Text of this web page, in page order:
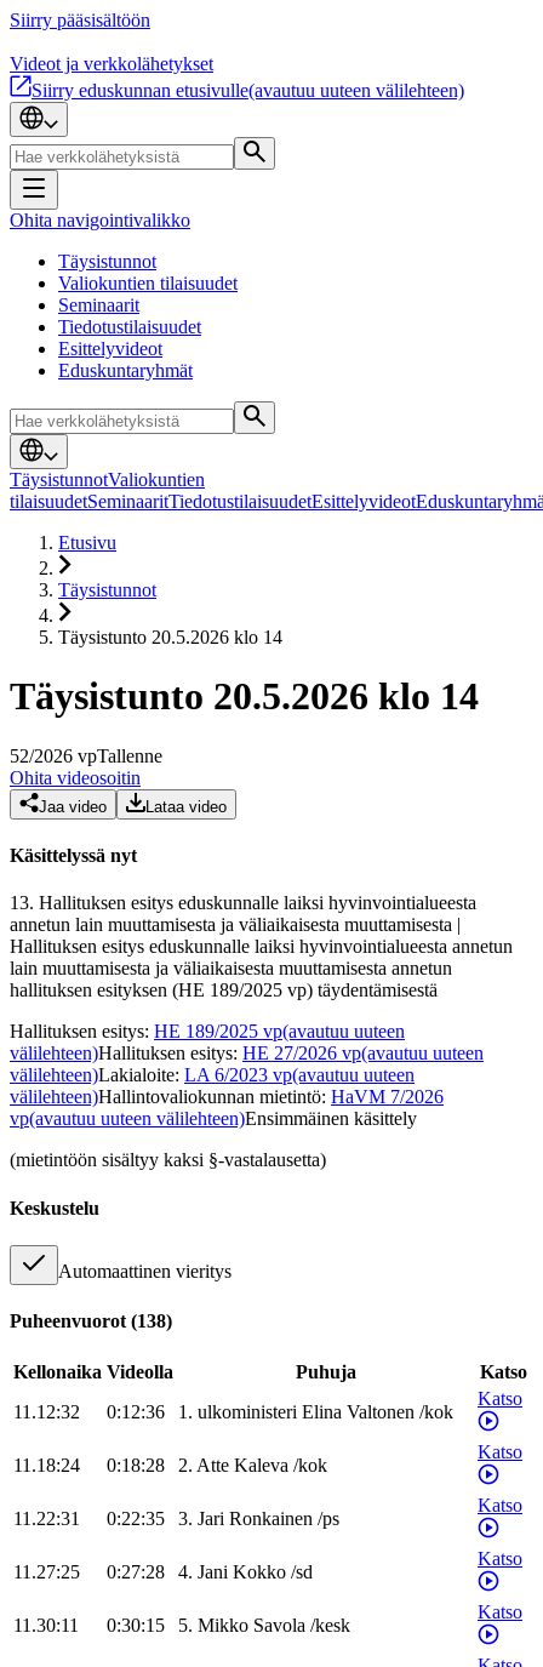
Siirry pääsisältöön
Videot ja verkkolähetykset
Siirry eduskunnan etusivulle(avautuu uuteen välilehteen)
Ohita navigointivalikko
Täysistunnot
Valiokuntien tilaisuudet
Seminaarit
Tiedotustilaisuudet
Esittelyvideot
Eduskuntaryhmät
TäysistunnotValiokuntien
tilaisuudetSeminaaritTiedotustilaisuudetEsittelyvideot
Etusivu
Täysistunnot
Täysistunto 20.5.2026 klo 14
Täysistunto 20.5.2026 klo 14
52/2026 vpTallenne
Ohita videosoitin
Jaa video Lataa video
Käsittelyssä nyt
13. Hallituksen esitys eduskunnalle laiksi hyvinvointialueesta
annetun lain muuttamisesta ja väliaikaisesta muuttamisesta |
Hallituksen esitys eduskunnalle laiksi hyvinvointialueesta annetun
lain muuttamisesta ja väliaikaisesta muuttamisesta annetun
hallituksen esityksen (HE 189/2025 vp) täydentämisestä
Hallituksen esitys: HE 189/2025 vp(avautuu uuteen
välilehteen)Hallituksen esitys: HE 27/2026 vp(avautuu uuteen
välilehteen)Lakialoite: LA 6/2023 vp(avautuu uuteen
välilehteen)Hallintovaliokunnan mietintö: HaVM 7/2026
vp(avautuu uuteen välilehteen)Ensimmäinen käsittely
(mietintöön sisältyy kaksi §-vastalausetta)
Keskustelu
Automaattinen vieritys
Puheenvuorot (138)
Kellonaika Videolla Puhuja
Katso
11.12:32
0:12:36 1. ulkoministeri Elina Valtonen /kok
Katso
11.18:24 0:18:28 2. Atte Kaleva /kok
Katso
11.22:31 0:22:35 3. Jari Ronkainen /ps
Katso
11.27:25 0:27:28 4. Jani Kokko /sd
Katso
11.30:11 0:30:15 5. Mikko Savola /kesk
Katso